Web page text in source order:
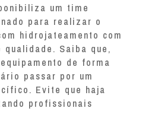
um time
para realizar o
hidrojateamento com
Saiba que,
de forma
passar por um
Evite que haja
profissionais